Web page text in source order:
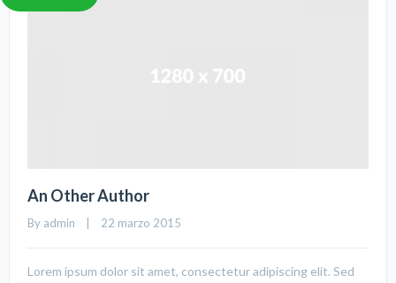
An Other Author
By admin
    |    22 marzo 2015
Lorem ipsum dolor sit amet, consectetur adipiscing elit. Sed